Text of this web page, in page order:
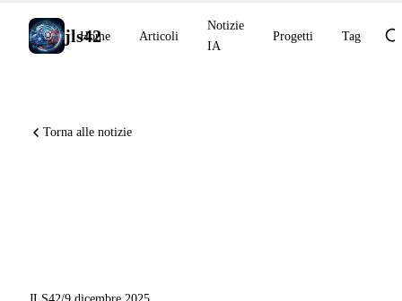
jls42
Home Articoli
Notizie
IA
Progetti Tag
Torna alle notizie
JLS42/9 dicembre 2025